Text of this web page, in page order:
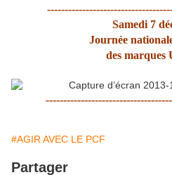
Samedi 7
Journée
des marques
#AGIR AVEC LE PCF
Partager